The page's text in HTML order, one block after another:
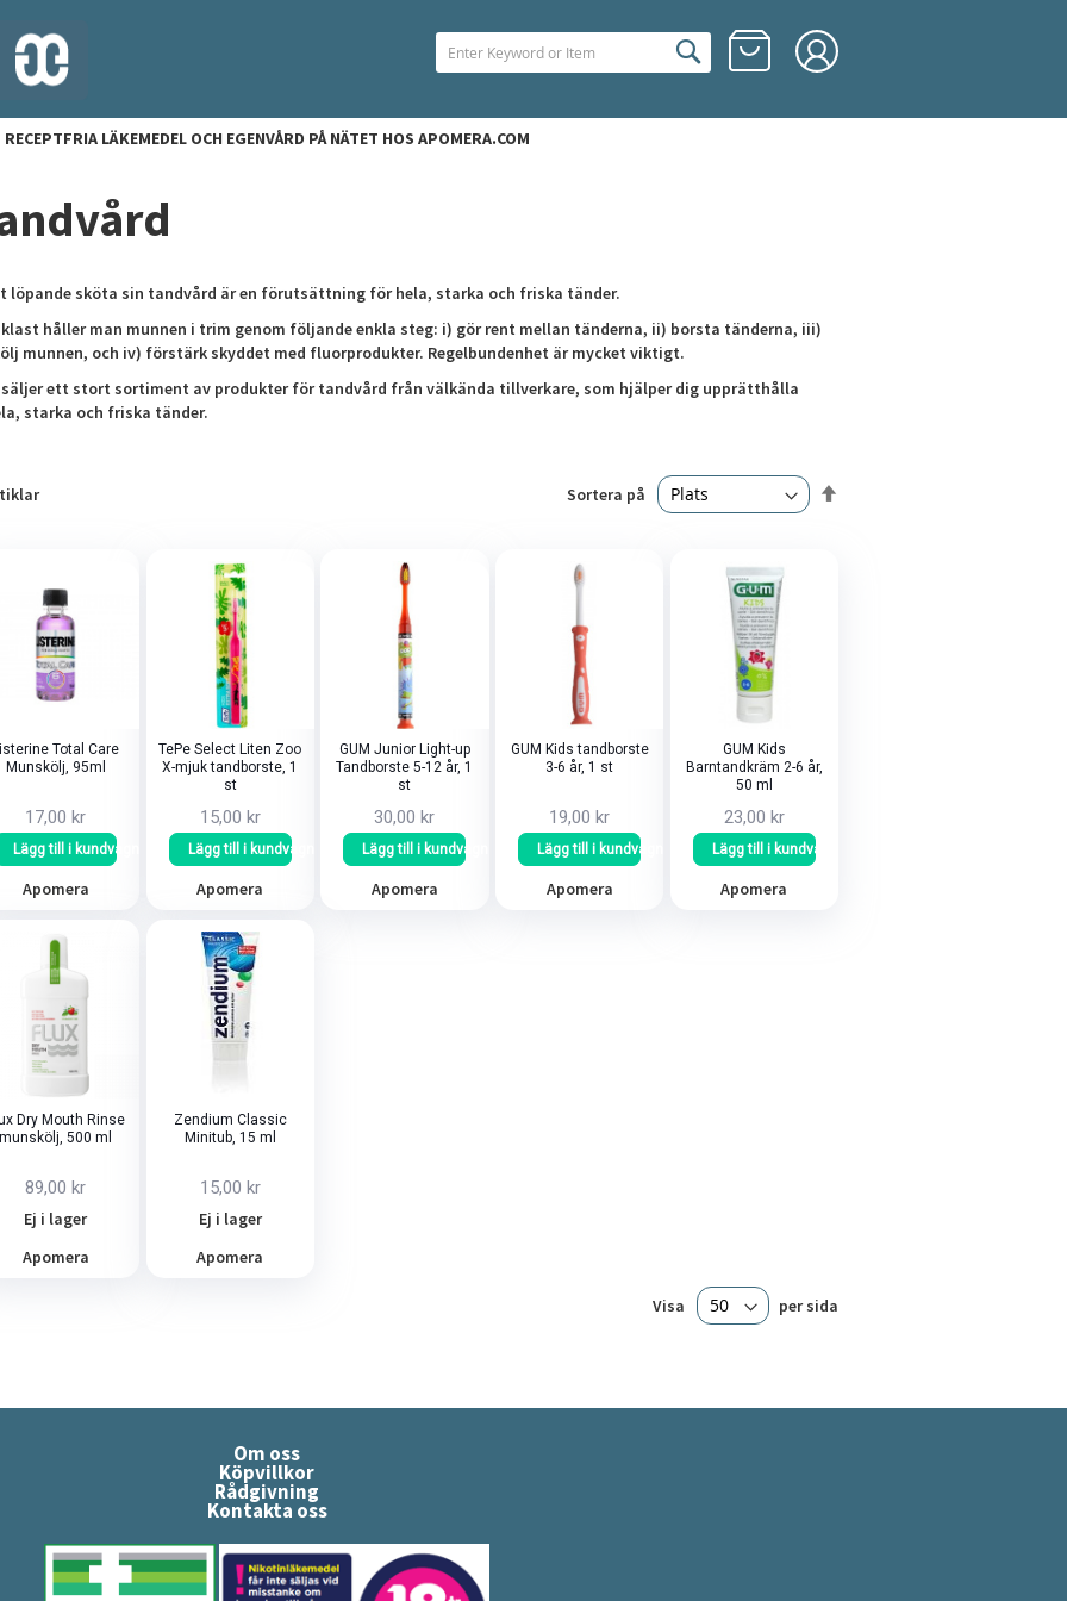
Hoppa
Min kundvagn
RECEPTFRIA LÄKEMEDEL OCH EGENVÅRD PÅ NÄTET HOS APOMERA.COM
löpande sköta sin tandvård är en förutsättning för hela, starka och friska tänder.
håller man munnen i trim genom följande enkla steg: i) gör rent mellan tänderna, ii) borsta tänderna, iii)
munnen, och iv) förstärk skyddet med fluorprodukter. Regelbundenhet är mycket viktigt.
säljer ett stort sortiment av produkter för tandvård från välkända tillverkare, som hjälper dig upprätthålla
starka och friska tänder.
Sortera på
Total Care
Munskölj, 95ml
17,00 kr
Lägg till i kundvagn
Apomera
TePe Select Liten Zoo
X-mjuk tandborste, 1
st
15,00 kr
Lägg till i kundvagn
Apomera
GUM Junior Light-up
Tandborste 5-12 år, 1
st
30,00 kr
Lägg till i kundvagn
Apomera
GUM Kids tandborste
3-6 år, 1 st
19,00 kr
Lägg till i kundvagn
Apomera
GUM Kids
Barntandkräm 2-6 år,
50 ml
23,00 kr
Lägg till i kundvagn
Apomera
Dry Mouth Rinse
munskölj, 500 ml
89,00 kr
Ej i lager
Apomera
Zendium Classic
Minitub, 15 ml
15,00 kr
Ej i lager
Apomera
Visa per sida
Om oss
Köpvillkor
Rådgivning
Kontakta oss